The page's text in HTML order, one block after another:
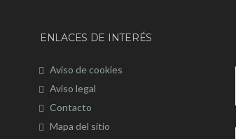
ENLACES DE INTERÉS
Aviso de cookies
Aviso legal
Contacto
Mapa del sitio